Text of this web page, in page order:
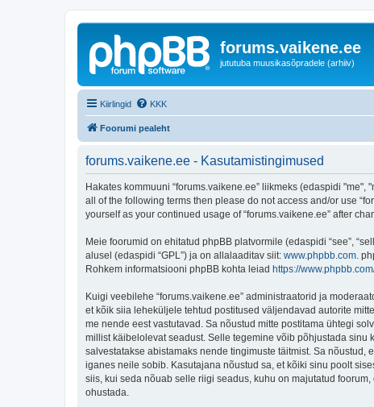
forums.vaikene.ee
jututuba muusikasõpradele (arhiiv)
Kiirlingid KKK
Foorumi pealeht
forums.vaikene.ee - Kasutamistingimused
Hakates kommuuni “forums.vaikene.ee” liikmeks (edaspidi
all of the following terms then please do not access and/or use
yourself as your continued usage of “forums.vaikene.ee” after
Meie foorumid on ehitatud phpBB platvormile (edaspidi “see”,
alusel (edaspidi “GPL”) ja on allalaaditav siit: www.phpbb.com .
Rohkem informatsiooni phpBB kohta leiad https://
Kuigi veebilehe “forums.vaikene.ee” administraatorid ja
et kõik siia leheküljele tehtud postitused väljendavad autorite
me nende eest vastutavad. Sa nõustud mitte postitama ühtegi
millist käibelolevat seadust. Selle tegemine võib põhjustada
salvestatakse abistamaks nende tingimuste täitmist. Sa
iganes neile sobib. Kasutajana nõustud sa, et kõiki sinu poolt
siis, kui seda nõuab selle riigi seadus, kuhu on majutatud
ohustada.